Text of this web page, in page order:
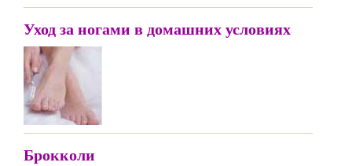
Уход за ногами в домашних условиях
Брокколи